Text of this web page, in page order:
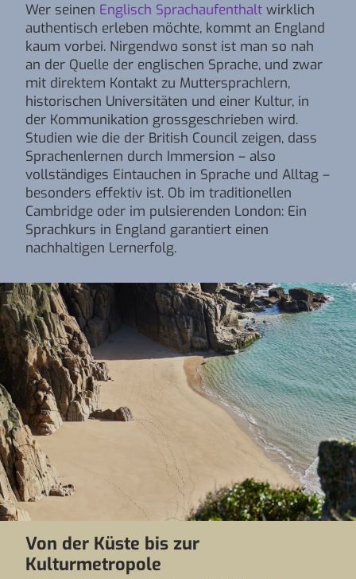
Wer seinen Englisch Sprachaufenthalt wirklich
authentisch erleben möchte, kommt an England
kaum vorbei. Nirgendwo sonst ist man so nah
an der Quelle der englischen Sprache, und zwar
mit direktem Kontakt zu Muttersprachlern,
historischen Universitäten und einer Kultur, in
der Kommunikation grossgeschrieben wird.
Studien wie die der British Council zeigen, dass
Sprachenlernen durch Immersion – also
vollständiges Eintauchen in Sprache und Alltag –
besonders effektiv ist. Ob im traditionellen
Cambridge oder im pulsierenden London: Ein
Sprachkurs in England garantiert einen
nachhaltigen Lernerfolg.
Von der Küste bis zur
Kulturmetropole